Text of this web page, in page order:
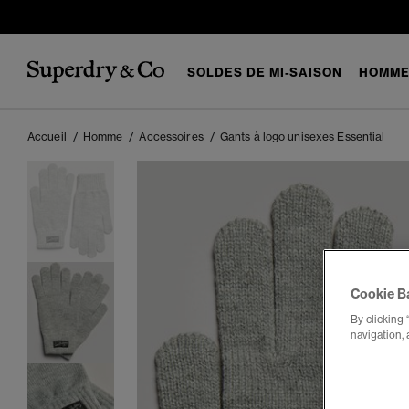
SOLDES DE MI-SAISON
Accueil Homme Accessoires Gants à logo unisexes Essential
Cookie
By clicking
navigation,